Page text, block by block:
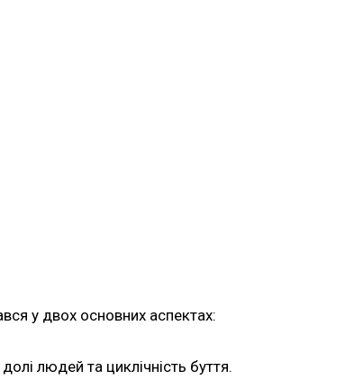
у двох основних аспектах:
людей та циклічність буття.